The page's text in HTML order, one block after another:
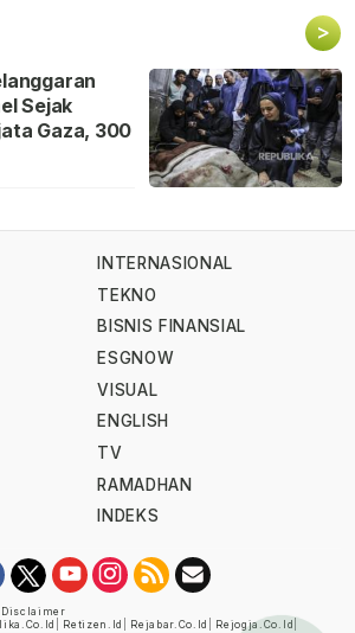
>
Sejak
Gaza, 300
INTERNASIONAL
TEKNO
BISNIS FINANSIAL
ESGNOW
VISUAL
ENGLISH
TV
RAMADHAN
INDEKS
Disclaimer
Retizen.id Rejabar.co.id Rejogja.co.id